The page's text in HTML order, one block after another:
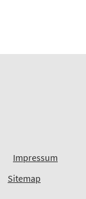
Impressum
Sitemap